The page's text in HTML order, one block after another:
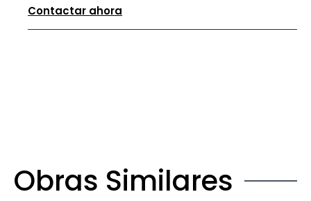
Contactar ahora
Obras Similares